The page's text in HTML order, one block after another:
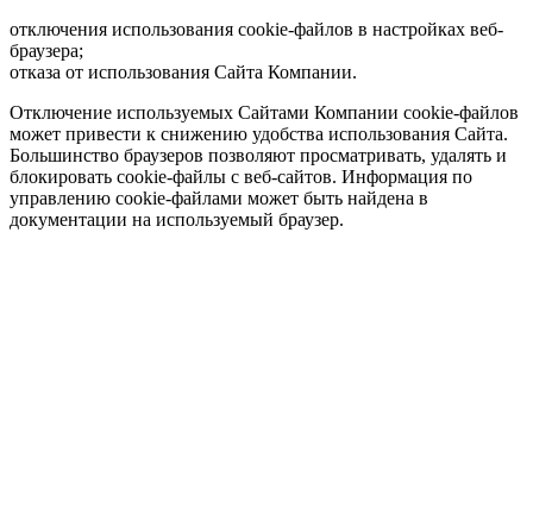
отключения использования cookie-файлов в настройках веб-
браузера;
отказа от использования Сайта Компании.
Отключение используемых Сайтами Компании cookie-файлов
может привести к снижению удобства использования Сайта.
Большинство браузеров позволяют просматривать, удалять и
блокировать cookie-файлы c веб-сайтов. Информация по
управлению cookie-файлами может быть найдена в
документации на используемый браузер.